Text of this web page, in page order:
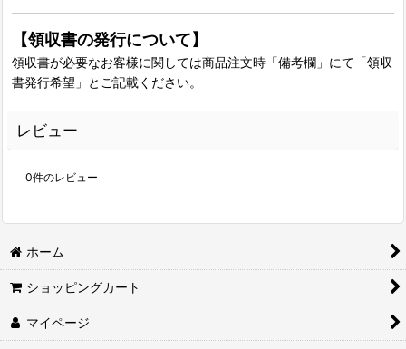
【領収書の発行について】
領収書が必要なお客様に関しては商品注文時「備考欄」にて「領収
書発行希望」とご記載ください。
レビュー
0件のレビュー
ホーム
ショッピングカート
マイページ